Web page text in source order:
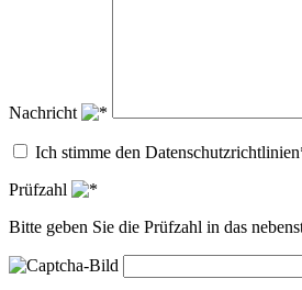
Nachricht
Ich stimme den
Prüfzahl
Bitte geben Sie die Prüfzahl in das